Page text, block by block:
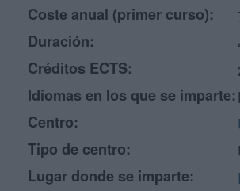
Coste anual (primer curso):
Duración:
Créditos ECTS:
Idiomas en los que se imparte:
Centro:
Tipo de centro:
Lugar donde se imparte: